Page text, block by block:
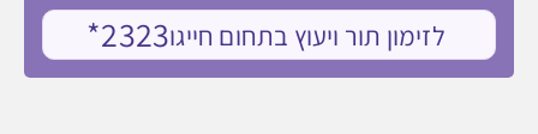
לזימון תור ויעוץ בתחום חייגו2323*